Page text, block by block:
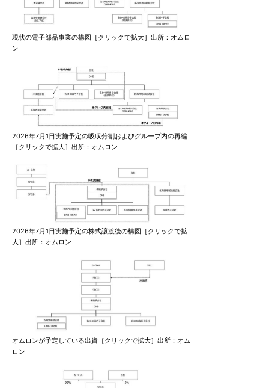
現状の電子部品事業の構図［クリックで拡大］出所：オムロ
ン
2026年7月1日実施予定の吸収分割およびグループ内の再編
［クリックで拡大］出所：オムロン
2026年7月1日実施予定の株式譲渡後の構図［クリックで拡
大］出所：オムロン
オムロンが予定している出資［クリックで拡大］出所：オム
ロン